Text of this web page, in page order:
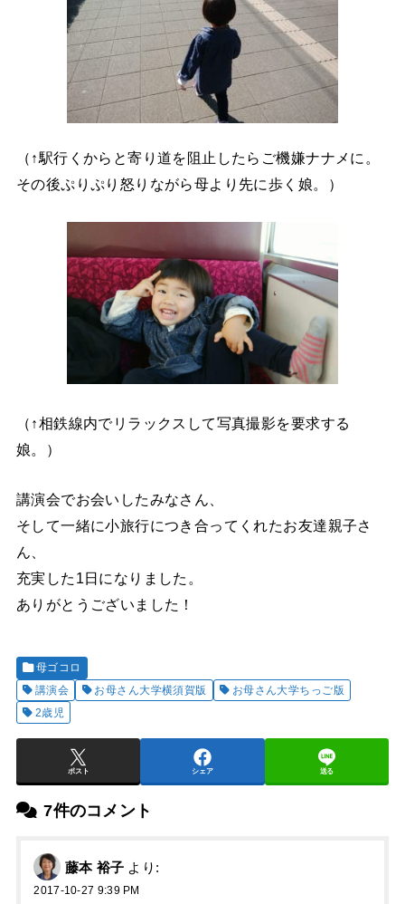
（↑駅行くからと寄り道を阻止したらご機嫌ナナメに。
その後ぷりぷり怒りながら母より先に歩く娘。）
（↑相鉄線内でリラックスして写真撮影を要求する
娘。）
講演会でお会いしたみなさん、
そして一緒に小旅行につき合ってくれたお友達親子さ
ん、
充実した1日になりました。
ありがとうございました！
母ゴコロ
講演会
お母さん大学横須賀版
お母さん大学ちっご版
2歳児
ポスト シェア 送る
7件のコメント
藤本 裕子 より:
2017-10-27 9:39 PM